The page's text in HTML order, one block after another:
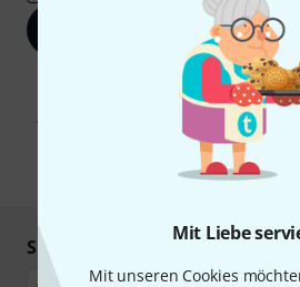
Mit Liebe
Mit unseren Cookies
Jetzt anmelden
Mit Klick auf „Jetzt anmelden“ stimmen
Werbung und einer Messung des E-Mail-
Abmeldung ist jederzeit möglich. Weitere
unseren
* Pflichtfeld
Sicher einkaufen & bezahlen